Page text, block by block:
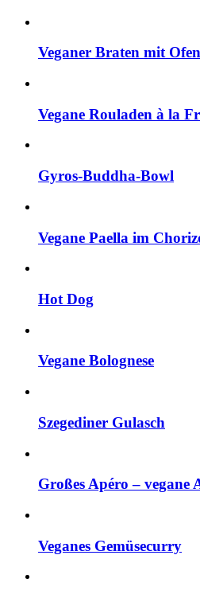
Veganer Braten mit
Vegane Rouladen à la
Gyros-Buddha-Bowl
Vegane Paella im
Hot Dog
Vegane Bolognese
Szegediner Gulasch
Großes Apéro – vegane
Veganes Gemüsecurry